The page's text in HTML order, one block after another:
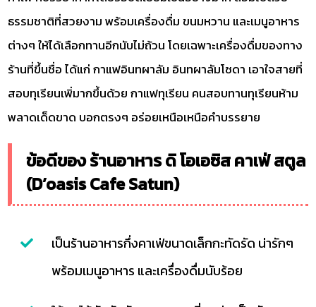
ธรรมชาติที่สวยงาม พร้อมเครื่องดื่ม ขนมหวาน และเมนูอาหาร
ต่างๆ ให้ได้เลือกทานอีกนับไม่ถ้วน โดยเฉพาะเครื่องดื่มของทาง
ร้านที่ขึ้นชื่อ ได้แก่ กาแฟอินทผาลัม อินทผาลัมโซดา เอาใจสายที่
สอบทุเรียนเพิ่มากขึ้นด้วย กาแฟทุเรียน คนสอบทานทุเรียนห้าม
พลาดเด็ดขาด บอกตรงๆ อร่อยเหนือเหนือคำบรรยาย
ข้อดีของ ร้านอาหาร ดิ โอเอซิส คาเฟ่ สตูล
(D’oasis Cafe Satun)
เป็นร้านอาหารกึ่งคาเฟ่ขนาดเล็กกะทัดรัด น่ารักๆ
พร้อมเมนูอาหาร และเครื่องดื่มนับร้อย